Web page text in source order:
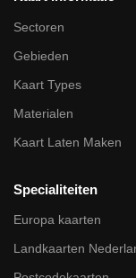
Sectoren
Gebieden
Kaart Types
Materialen
Kaart Laten Maken
Specialiteiten
Europa kaarten
Landkaarten